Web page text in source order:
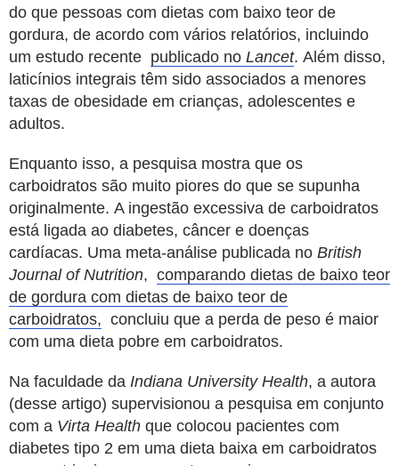
do que pessoas com dietas com baixo teor de
gordura, de acordo com vários relatórios, incluindo
um estudo recente publicado no Lancet. Além disso,
laticínios integrais têm sido associados a menores
taxas de obesidade em crianças, adolescentes e
adultos.
Enquanto isso, a pesquisa mostra que os
carboidratos são muito piores do que se supunha
originalmente. A ingestão excessiva de carboidratos
está ligada ao diabetes, câncer e doenças
cardíacas. Uma meta-análise publicada no British
Journal of Nutrition, comparando dietas de baixo teor
de gordura com dietas de baixo teor de
carboidratos, concluiu que a perda de peso é maior
com uma dieta pobre em carboidratos.
Na faculdade da Indiana University Health, a autora
(desse artigo) supervisionou a pesquisa em conjunto
com a Virta Health que colocou pacientes com
diabetes tipo 2 em uma dieta baixa em carboidratos